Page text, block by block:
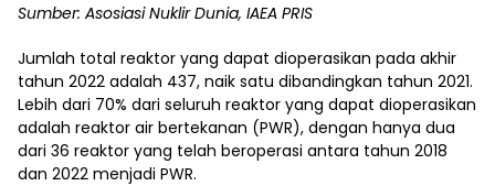
Sumber: Asosiasi Nuklir Dunia, IAEA PRIS
Jumlah total reaktor yang dapat dioperasikan pada akhir
tahun 2022 adalah 437, naik satu dibandingkan tahun 2021.
Lebih dari 70% dari seluruh reaktor yang dapat dioperasikan
adalah reaktor air bertekanan (PWR), dengan hanya dua
dari 36 reaktor yang telah beroperasi antara tahun 2018
dan 2022 menjadi PWR.